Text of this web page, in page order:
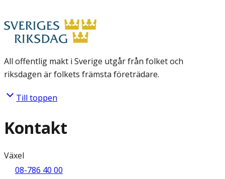
All offentlig makt i Sverige utgår från folket och
riksdagen är folkets främsta företrädare.
Till toppen
Kontakt
Växel
08-786 40 00